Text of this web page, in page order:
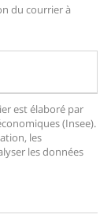
du courrier à
est élaboré par
(Insee).
les
les données